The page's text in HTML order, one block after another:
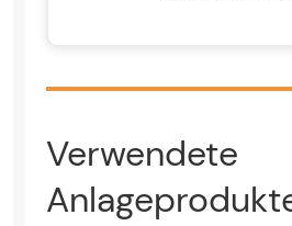
Verwendete